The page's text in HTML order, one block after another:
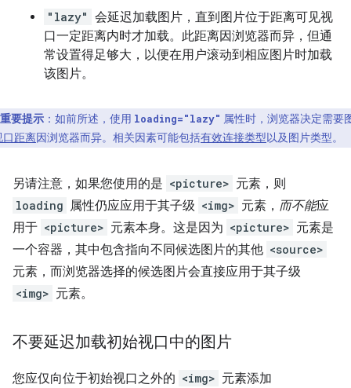
"lazy" 会延迟加载图片，直到图片位于距离可见视
口一定距离内时才加载。此距离因浏览器而异，但通
常设置得足够大，以便在用户滚动到相应图片时加载
该图片。
重要提示 ：如前所述，使用 loading="lazy" 属性时，浏览器决定需要
口距离因浏览器而异。相关因素可能包括有效连接类型以及图片类型。
另请注意，如果您使用的是 <picture> 元素，则
loading 属性仍应应用于其子级 <img> 元素， 而不能应
用于 <picture> 元素本身。这是因为 <picture> 元素是
一个容器，其中包含指向不同候选图片的其他 <source>
元素，而浏览器选择的候选图片会直接应用于其子级
<img> 元素。
不要延迟加载初始视口中的图片
您应仅向位于初始视口之外的 <img> 元素添加